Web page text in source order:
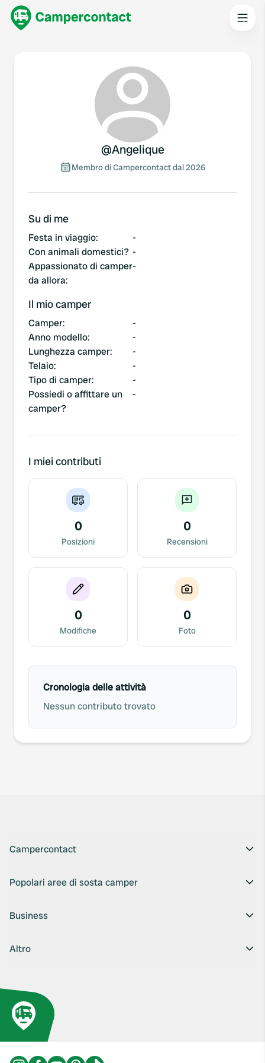
@Angelique
Membro di Campercontact dal 2026
Su di me
Festa in viaggio:
-
Con animali domestici? -
Appassionato di camper
da allora:
-
Il mio camper
Camper:
-
Anno modello:
-
Lunghezza camper:
-
Telaio:
-
Tipo di camper:
-
Possiedi o affittare un
camper?
-
I miei contributi
0
Posizioni
0
Recensioni
0
Modifiche
0
Foto
Cronologia delle attività
Nessun contributo trovato
Campercontact
Popolari aree di sosta camper
Business
Altro